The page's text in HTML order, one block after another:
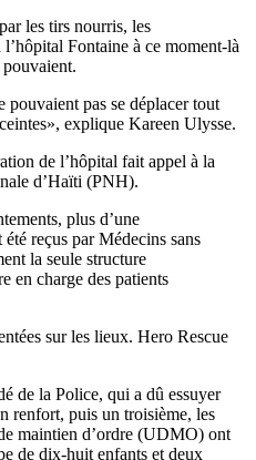
les tirs nourris, les
Fontaine à ce moment-là
pouvaient pas se déplacer tout
explique Kareen Ulysse.
de l’hôpital fait appel à la
d’Haïti (PNH).
plus d’une
reçus par Médecins sans
la seule structure
en charge des patients
sur les lieux. Hero Rescue
de la Police, qui a dû essuyer
renfort, puis un troisième, les
maintien d’ordre (UDMO) ont
de dix-huit enfants et deux